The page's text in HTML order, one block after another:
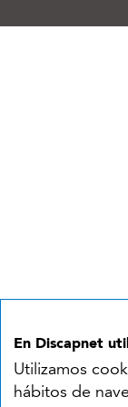
En Discapnet
Utilizamos
hábitos de